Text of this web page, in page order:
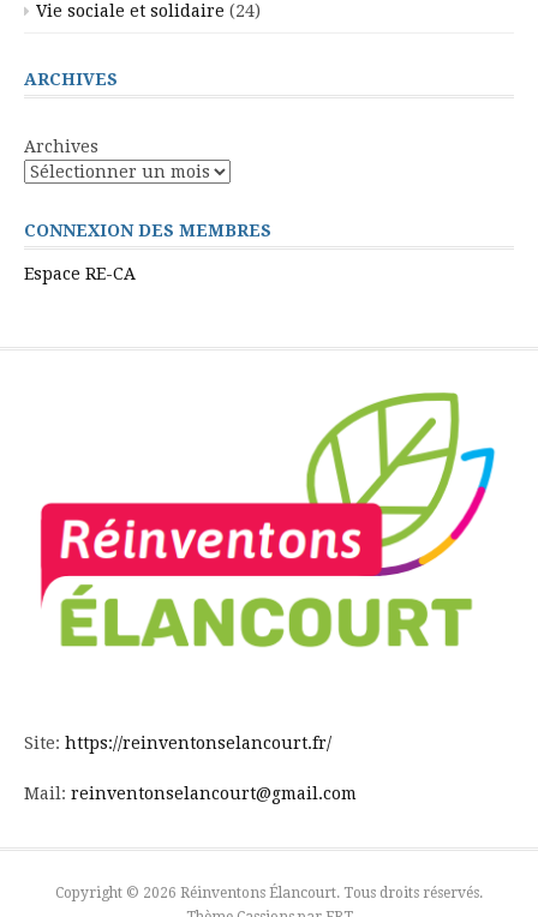
Vie sociale et solidaire (24)
ARCHIVES
Archives
CONNEXION DES MEMBRES
Espace RE-CA
Site: https://reinventonselancourt.fr/
Mail: reinventonselancourt@gmail.com
Copyright © 2026 Réinventons Élancourt. Tous droits réservés.